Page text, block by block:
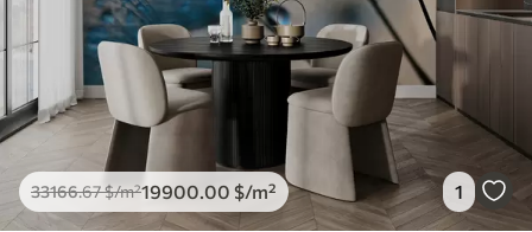
33166.67$/m²19900.00 $/m² 1